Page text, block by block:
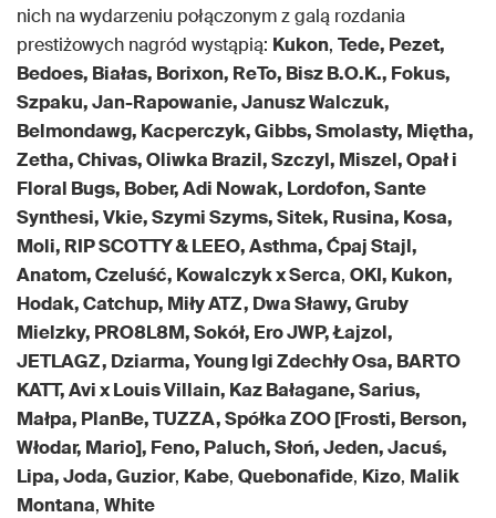
nich na wydarzeniu połączonym z galą rozdania
prestiżowych nagród wystąpią: Kukon, Tede, Pezet,
Bedoes, Białas, Borixon, ReTo, Bisz B.O.K., Fokus,
Szpaku, Jan-Rapowanie, Janusz Walczuk,
Belmondawg, Kacperczyk, Gibbs, Smolasty, Miętha,
Zetha, Chivas, Oliwka Brazil, Szczyl, Miszel, Opał i
Floral Bugs, Bober, Adi Nowak, Lordofon, Sante
Synthesi, Vkie, Szymi Szyms, Sitek, Rusina, Kosa,
Moli, RIP SCOTTY & LEEO, Asthma, Ćpaj Stajl,
Anatom, Czeluść, Kowalczyk x Serca, OKI, Kukon,
Hodak, Catchup, Miły ATZ, Dwa Sławy, Gruby
Mielzky, PRO8L8M, Sokół, Ero JWP, Łajzol,
JETLAGZ, Dziarma, Young Igi Zdechły Osa, BARTO
KATT, Avi x Louis Villain, Kaz Bałagane, Sarius,
Małpa, PlanBe, TUZZA, Spółka ZOO [Frosti, Berson,
Włodar, Mario], Feno, Paluch, Słoń, Jeden, Jacuś,
Lipa, Joda, Guzior, Kabe, Quebonafide, Kizo, Malik
Montana, White